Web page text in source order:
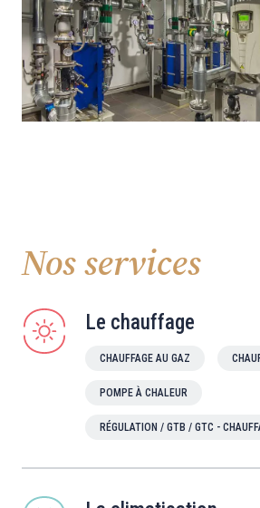
Nos services
Le chauffage
CHAUFFAGE AU GAZ
POMPE À CHALEUR
RÉGULATION / GTB / GTC -